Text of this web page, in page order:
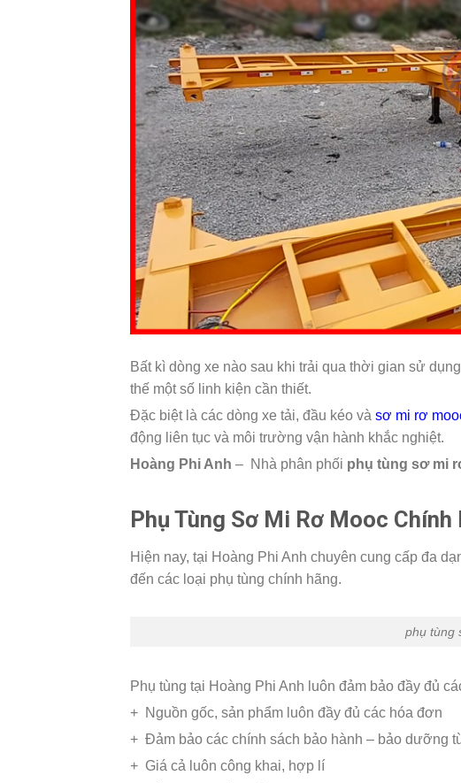
Bất kì dòng xe nào sau khi trải qua thời gian sử
thế một số linh kiện cần thiết.
Đặc biệt là các dòng xe tải, đầu kéo và sơ mi rơ
động liên tục và môi trường vận hành khắc nghiệt.
Hoàng Phi Anh – Nhà phân phối phụ tùng sơ mi
Phụ Tùng Sơ Mi Rơ Mooc
Hiện nay, tại Hoàng Phi Anh chuyên cung cấp đa
đến các loại phụ tùng chính hãng.
phụ tùng
Phụ tùng tại Hoàng Phi Anh luôn đảm bảo đầy đủ
+ Nguồn gốc, sản phẩm luôn đầy đủ các hóa đơn
+ Đảm bảo các chính sách bảo hành – bảo dưỡng
+ Giá cả luôn công khai, hợp lí